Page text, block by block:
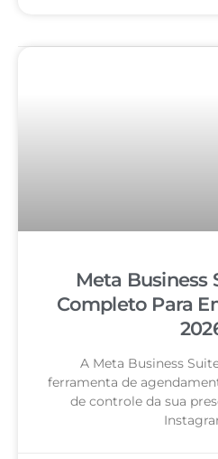
Meta Business
Completo Para
A Meta Business
ferramenta de
de controle da sua